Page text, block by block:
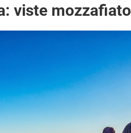
viste mozzafiato